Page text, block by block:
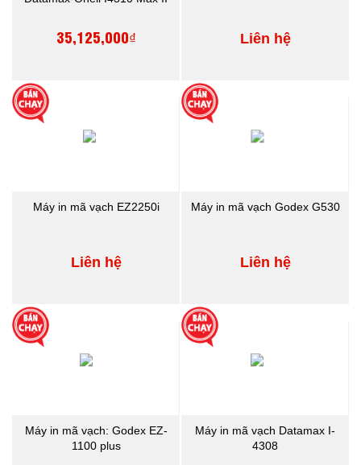
35,125,000₫ Liên hệ
Máy in mã vạch EZ2250i
Liên hệ
Máy in mã vạch Godex G530
Liên hệ
Máy in mã vạch: Godex EZ-
1100 plus
Máy in mã vạch Datamax I-
4308